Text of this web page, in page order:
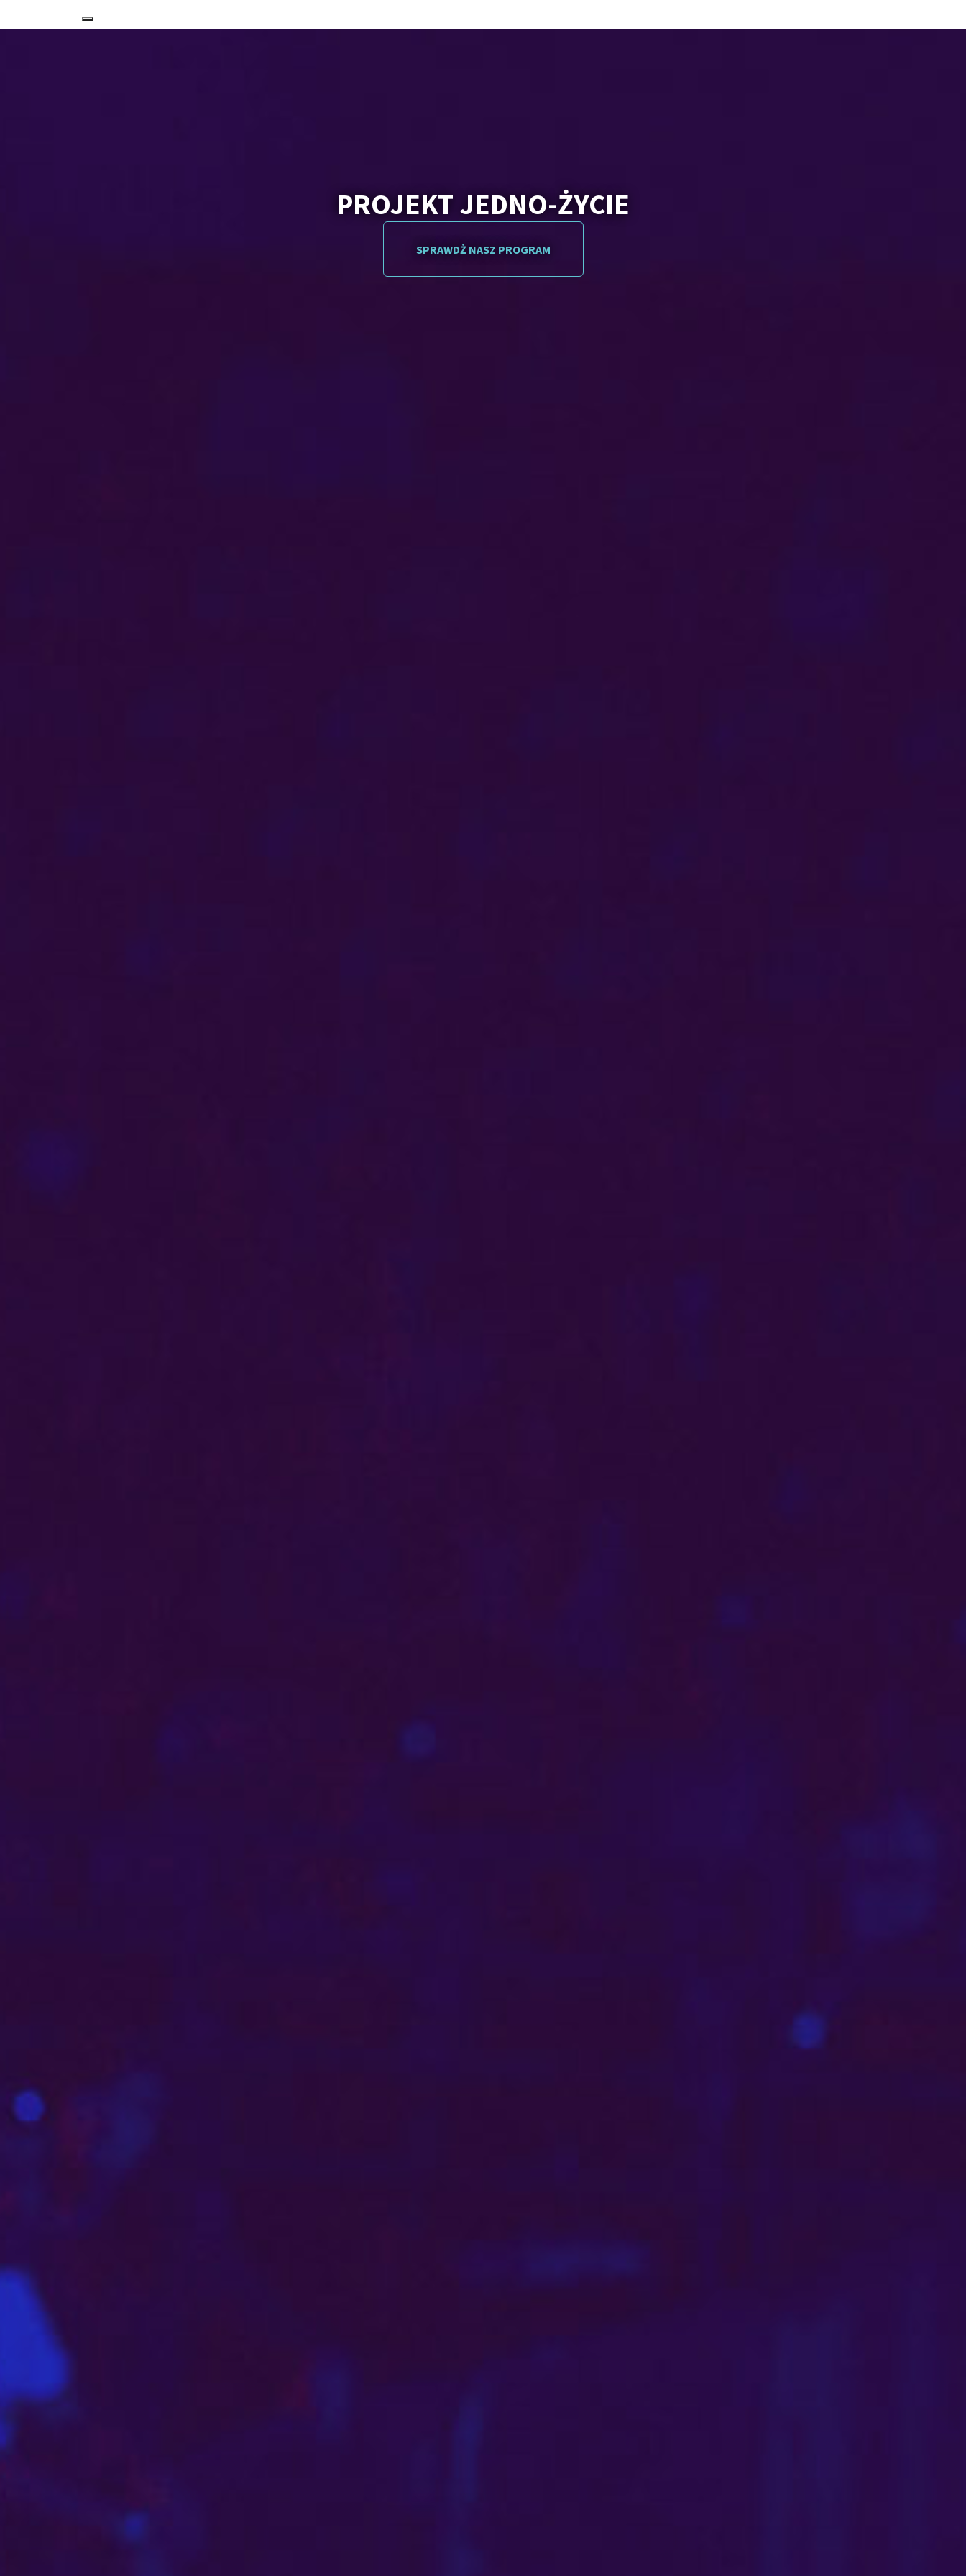
Nawigacja
PROJEKT JEDNO-ŻYCIE
SPRAWDŻ NASZ PROGRAM